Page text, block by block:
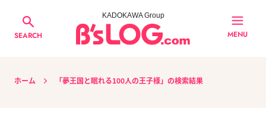
SEARCH
KADOKAWA Group
MENU
ホーム 「夢王国と眠れる100人の王子様」の検索結果